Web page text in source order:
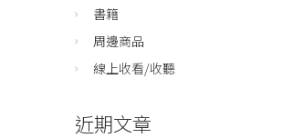
書籍
周邊商品
線上收看/收聽
近期文章